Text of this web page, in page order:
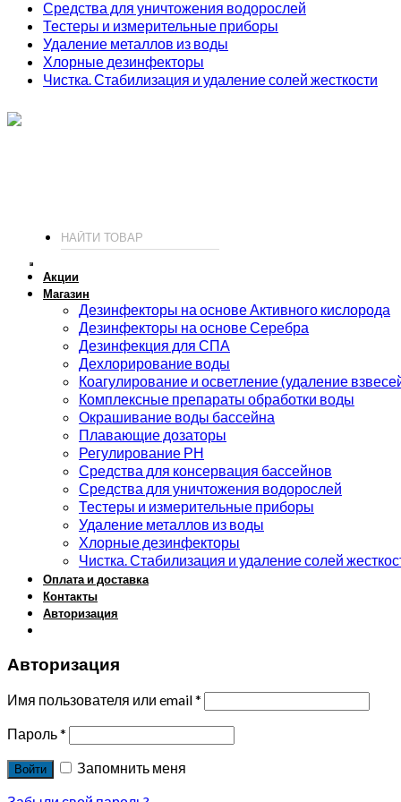
Средства для уничтожения водорослей
Тестеры и измерительные приборы
Удаление металлов из воды
Хлорные дезинфекторы
Чистка. Стабилизация и удаление солей жесткости
Акции
Магазин
Дезинфекторы на основе Активного кислорода
Дезинфекторы на основе Серебра
Дезинфекция для СПА
Дехлорирование воды
Коагулирование и осветление (удаление
Комплексные препараты обработки воды
Окрашивание воды бассейна
Плавающие дозаторы
Регулирование РН
Средства для консервация бассейнов
Средства для уничтожения водорослей
Тестеры и измерительные приборы
Удаление металлов из воды
Хлорные дезинфекторы
Чистка. Стабилизация и удаление солей
Оплата и доставка
Контакты
Авторизация
Авторизация
Имя пользователя или email*
Пароль*
Войти
Запомнить меня